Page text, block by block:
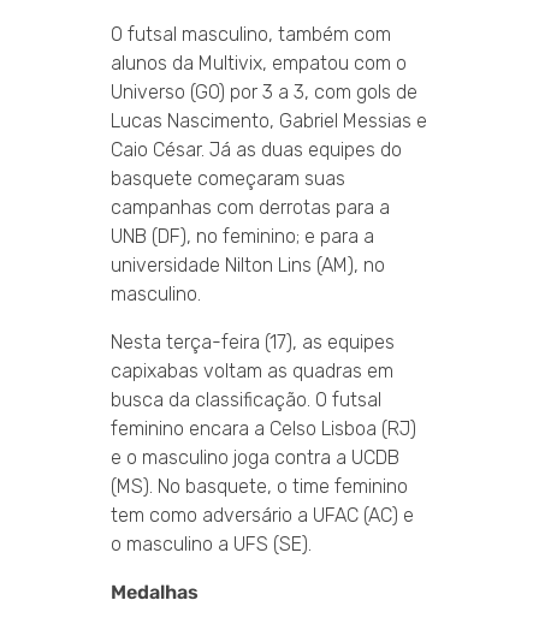
O futsal masculino, também com
alunos da Multivix, empatou com o
Universo (GO) por 3 a 3, com gols de
Lucas Nascimento, Gabriel Messias e
Caio César. Já as duas equipes do
basquete começaram suas
campanhas com derrotas para a
UNB (DF), no feminino; e para a
universidade Nilton Lins (AM), no
masculino.
Nesta terça-feira (17), as equipes
capixabas voltam as quadras em
busca da classificação. O futsal
feminino encara a Celso Lisboa (RJ)
e o masculino joga contra a UCDB
(MS). No basquete, o time feminino
tem como adversário a UFAC (AC) e
o masculino a UFS (SE).
Medalhas